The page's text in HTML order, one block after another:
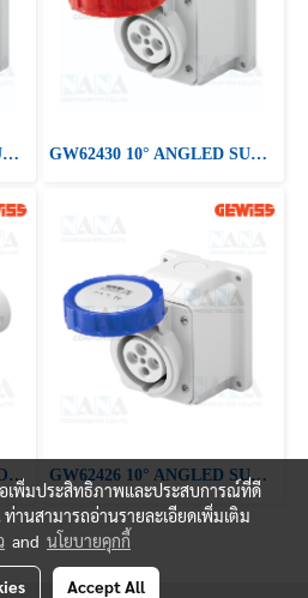
GW62431 10° ANGLED SURFACE-MOUNTING SOCKET-OUTLET GW62430 10° ANGLED SURFACE-MOUNTING SOCKET-OUTLET
GW62004H STRAIGHT CONNECTOR HP - IP44/IP54 GW62426 10° ANGLED SURFACE-MOUNTING SOCKET-OUTLET
อเพิ่มประสิทธิภาพและประสบการณ์ที่ดี
ท่านสามารถอ่านรายละเอียดเพิ่มเติม
and นโยบายคุกกี้
Accept All